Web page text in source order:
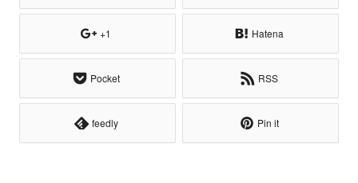
+1 Hatena
Pocket RSS
feedly Pin it